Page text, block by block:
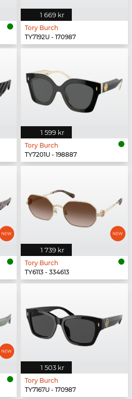
1 669 kr
Tory Burch
TY7192U - 170987
1 599 kr
Tory Burch
TY7201U - 198887
1 739 kr
Tory Burch
TY6113 - 334613
1 503 kr
Tory Burch
TY7167U - 170987